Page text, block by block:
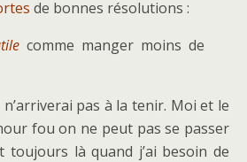
de bonnes résolutions :
comme manger moins de
n’arriverai pas à la tenir. Moi et le
fou on ne peut pas se passer
toujours là quand j’ai besoin de